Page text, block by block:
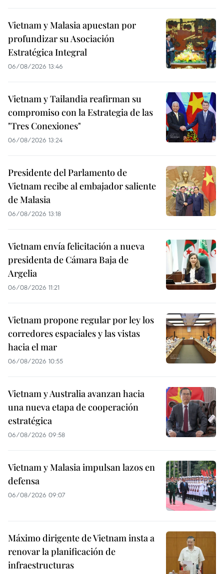
Vietnam y Malasia apuestan por
profundizar su Asociación
Estratégica Integral
06/08/2026 13:46
Vietnam y Tailandia reafirman su
compromiso con la Estrategia de las
"Tres Conexiones"
06/08/2026 13:24
Presidente del Parlamento de
Vietnam recibe al embajador saliente
de Malasia
06/08/2026 13:18
Vietnam envía felicitación a nueva
presidenta de Cámara Baja de
Argelia
06/08/2026 11:21
Vietnam propone regular por ley los
corredores espaciales y las vistas
hacia el mar
06/08/2026 10:55
Vietnam y Australia avanzan hacia
una nueva etapa de cooperación
estratégica
06/08/2026 09:58
Vietnam y Malasia impulsan lazos en
defensa
06/08/2026 09:07
Máximo dirigente de Vietnam insta a
renovar la planificación de
infraestructuras